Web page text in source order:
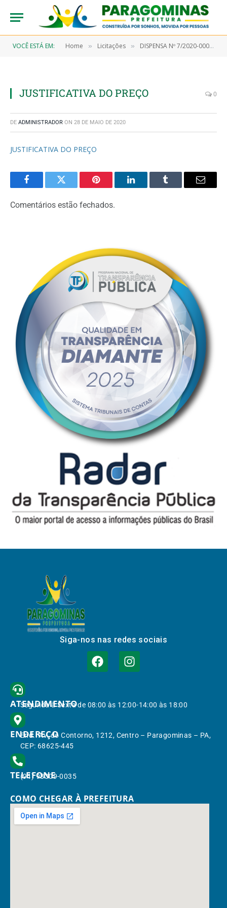
VOCÊ ESTÁ EM: Home » Licitações » DISPENSA Nº 7/2020-00035 (Aquisição de material farmacológico)
JUSTIFICATIVA DO PREÇO 0
DE ADMINISTRADOR ON 28 DE MAIO DE 2020
JUSTIFICATIVA DO PREÇO
FacebookTwitter Pinterest LinkedInTumblr Email
Comentários estão fechados.
Siga-nos nas redes sociais
ATENDIMENTO
Segunda à Sexta de 08:00 às 12:00-14:00 às 18:00
ENDEREÇO
End.: Av. do Contorno, 1212, Centro – Paragominas – PA,
CEP: 68625-445
TELEFONE
(91) 98309-0035
COMO CHEGAR À PREFEITURA